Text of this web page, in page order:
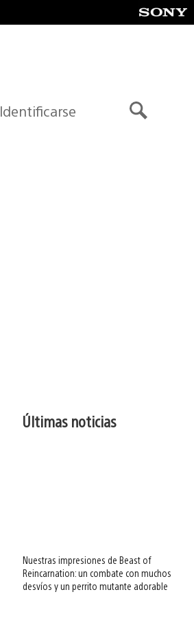
Identificarse
Últimas noticias
Nuestras impresiones de Beast of
Reincarnation: un combate con muchos
desvíos y un perrito mutante adorable